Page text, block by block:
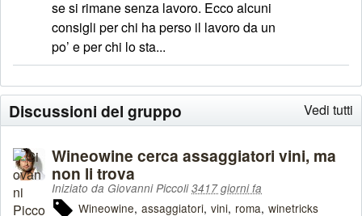
se si rimane senza lavoro. Ecco alcuni
consigli per chi ha perso il lavoro da un
po’ e per chi lo sta...
Vedi tutti
Discussioni del gruppo
Wineowine cerca assaggiatori vini, ma
non li trova
Iniziato da Giovanni Piccoli3417 giorni fa
Wineowine assaggiatori vini roma winetricks